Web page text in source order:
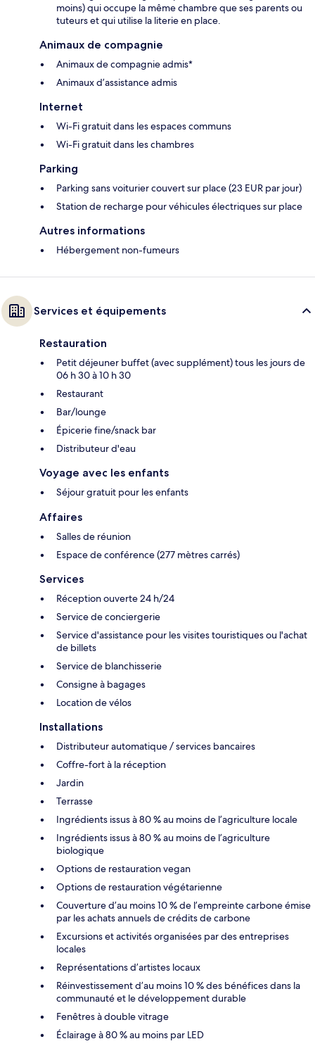
moins) qui occupe la même chambre que ses parents ou
tuteurs et qui utilise la literie en place.
Animaux de compagnie
Animaux de compagnie admis*
Animaux d’assistance admis
Internet
Wi-Fi gratuit dans les espaces communs
Wi-Fi gratuit dans les chambres
Parking
Parking sans voiturier couvert sur place (23 EUR par jour)
Station de recharge pour véhicules électriques sur place
Autres informations
Hébergement non-fumeurs
Services et équipements
Restauration
Petit déjeuner buffet (avec supplément) tous les jours de
06 h 30 à 10 h 30
Restaurant
Bar/lounge
Épicerie fine/snack bar
Distributeur d'eau
Voyage avec les enfants
Séjour gratuit pour les enfants
Affaires
Salles de réunion
Espace de conférence (277 mètres carrés)
Services
Réception ouverte 24 h/24
Service de conciergerie
Service d'assistance pour les visites touristiques ou l'achat
de billets
Service de blanchisserie
Consigne à bagages
Location de vélos
Installations
Distributeur automatique / services bancaires
Coffre-fort à la réception
Jardin
Terrasse
Ingrédients issus à 80 % au moins de l’agriculture locale
Ingrédients issus à 80 % au moins de l’agriculture
biologique
Options de restauration vegan
Options de restauration végétarienne
Couverture d’au moins 10 % de l’empreinte carbone émise
par les achats annuels de crédits de carbone
Excursions et activités organisées par des entreprises
locales
Représentations d’artistes locaux
Réinvestissement d’au moins 10 % des bénéfices dans la
communauté et le développement durable
Fenêtres à double vitrage
Éclairage à 80 % au moins par LED